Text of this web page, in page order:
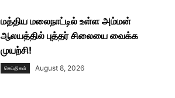
மத்திய மலைநாட்டில் உள்ள அம்மன்
ஆலயத்தில் புத்தர் சிலையை வைக்க
முயற்சி!
செய்திகள் August 8, 2026